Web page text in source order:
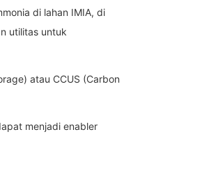
di lahan IMIA, di
utilitas untuk
atau CCUS (Carbon
menjadi enabler